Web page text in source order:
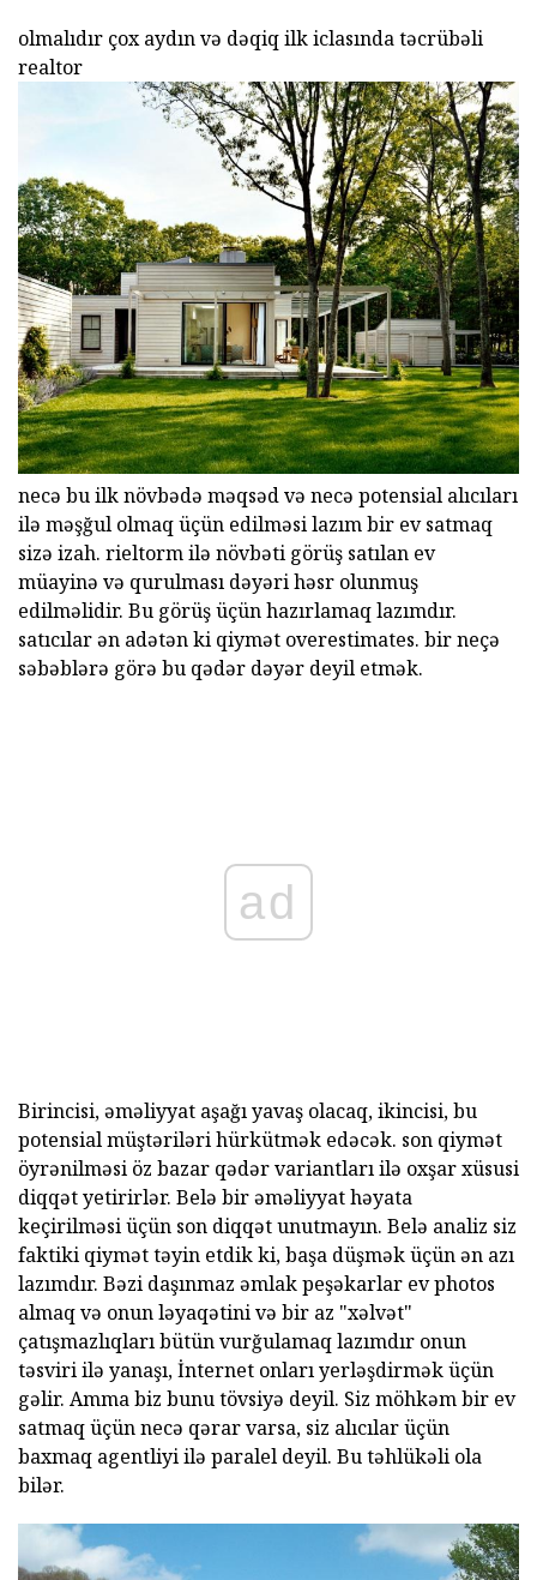
olmalıdır çox aydın və dəqiq ilk iclasında təcrübəli
realtor
necə bu ilk növbədə məqsəd və necə potensial alıcıları
ilə məşğul olmaq üçün edilməsi lazım bir ev satmaq
sizə izah. rieltorm ilə növbəti görüş satılan ev
müayinə və qurulması dəyəri həsr olunmuş
edilməlidir. Bu görüş üçün hazırlamaq lazımdır.
satıcılar ən adətən ki qiymət overestimates. bir neçə
səbəblərə görə bu qədər dəyər deyil etmək.
ad
Birincisi, əməliyyat aşağı yavaş olacaq, ikincisi, bu
potensial müştəriləri hürkütmək edəcək. son qiymət
öyrənilməsi öz bazar qədər variantları ilə oxşar xüsusi
diqqət yetirirlər. Belə bir əməliyyat həyata
keçirilməsi üçün son diqqət unutmayın. Belə analiz siz
faktiki qiymət təyin etdik ki, başa düşmək üçün ən azı
lazımdır. Bəzi daşınmaz əmlak peşəkarlar ev photos
almaq və onun ləyaqətini və bir az "xəlvət"
çatışmazlıqları bütün vurğulamaq lazımdır onun
təsviri ilə yanaşı, İnternet onları yerləşdirmək üçün
gəlir. Amma biz bunu tövsiyə deyil. Siz möhkəm bir ev
satmaq üçün necə qərar varsa, siz alıcılar üçün
baxmaq agentliyi ilə paralel deyil. Bu təhlükəli ola
bilər.